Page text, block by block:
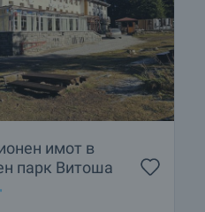
имот в
парк Витоша